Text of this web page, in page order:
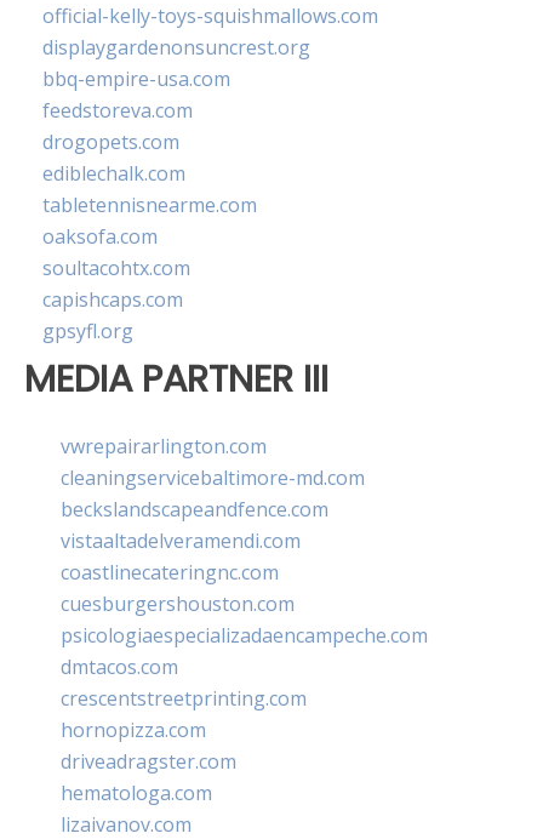
official-kelly-toys-squishmallows.com
displaygardenonsuncrest.org
bbq-empire-usa.com
feedstoreva.com
drogopets.com
ediblechalk.com
tabletennisnearme.com
oaksofa.com
soultacohtx.com
capishcaps.com
gpsyfl.org
MEDIA PARTNER III
vwrepairarlington.com
cleaningservicebaltimore-md.com
beckslandscapeandfence.com
vistaaltadelveramendi.com
coastlinecateringnc.com
cuesburgershouston.com
psicologiaespecializadaencampeche.com
dmtacos.com
crescentstreetprinting.com
hornopizza.com
driveadragster.com
hematologa.com
lizaivanov.com